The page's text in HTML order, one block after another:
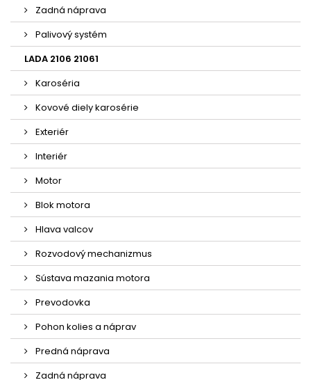
Zadná náprava
Palivový systém
LADA 2106 21061
Karoséria
Kovové diely karosérie
Exteriér
Interiér
Motor
Blok motora
Hlava valcov
Rozvodový mechanizmus
Sústava mazania motora
Prevodovka
Pohon kolies a náprav
Predná náprava
Zadná náprava